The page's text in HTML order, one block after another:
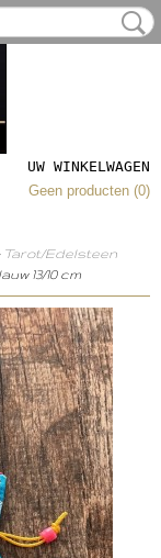
UW WINKELWAGEN
Geen producten (0)
Tarot/Edelsteen
13/10 cm